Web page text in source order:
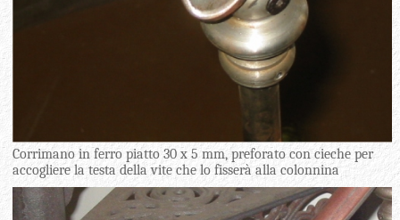
Corrimano in ferro piatto 30 x 5 mm, preforato con cieche per
accogliere la testa della vite che lo fisserà alla colonnina